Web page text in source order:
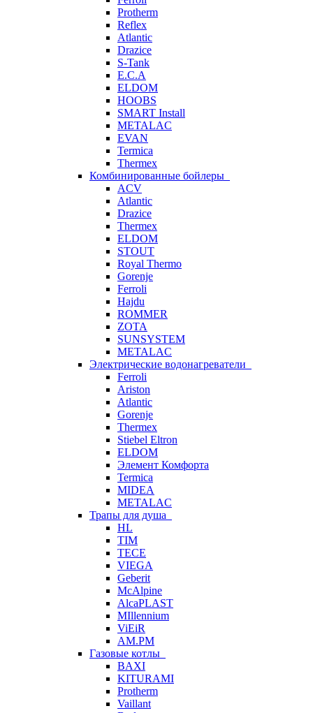
Protherm
Reflex
Atlantic
Drazice
S-Tank
E.C.A
ELDOM
HOOBS
SMART Install
METALAC
EVAN
Termica
Thermex
Комбинированные бойлеры
ACV
Atlantic
Drazice
Thermex
ELDOM
STOUT
Royal Thermo
Gorenje
Ferroli
Hajdu
ROMMER
ZOTA
SUNSYSTEM
METALAC
Электрические водонагреватели
Ferroli
Ariston
Atlantic
Gorenje
Thermex
Stiebel Eltron
ELDOM
Элемент Комфорта
Termica
MIDEA
METALAC
Трапы для душа
HL
TIM
TECE
VIEGA
Geberit
McAlpine
AlcaPLAST
MIllennium
ViEiR
AM.PM
Газовые котлы
BAXI
KITURAMI
Protherm
Vaillant